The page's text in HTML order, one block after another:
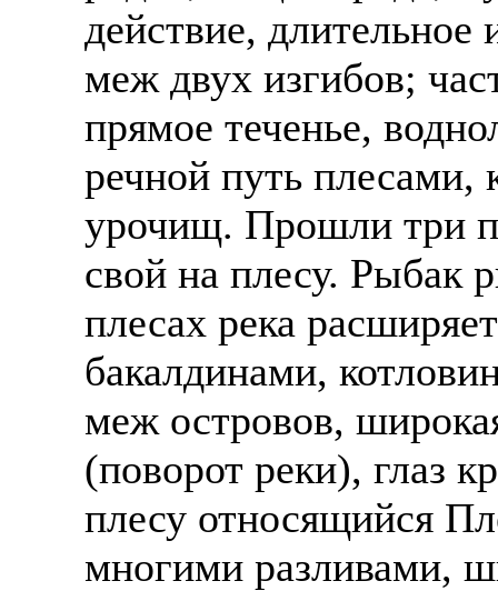
действие, длительное
меж двух изгибов;
прямое теченье,
речной путь плесами,
урочищ. Прошли три
свой на плесу. Рыбак
плесах река
бакалдинами,
меж островов,
(поворот реки), глаз
плесу относящийся
многими разливами,